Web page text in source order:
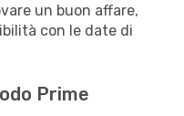
un buon affare,
con le date di
Prime